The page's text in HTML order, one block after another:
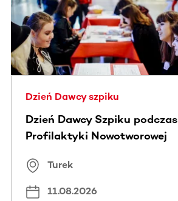
Dzień Dawcy szpiku
Dzień Dawcy Szpiku podczas
Profilaktyki Nowotworowej
Turek
11.08.2026